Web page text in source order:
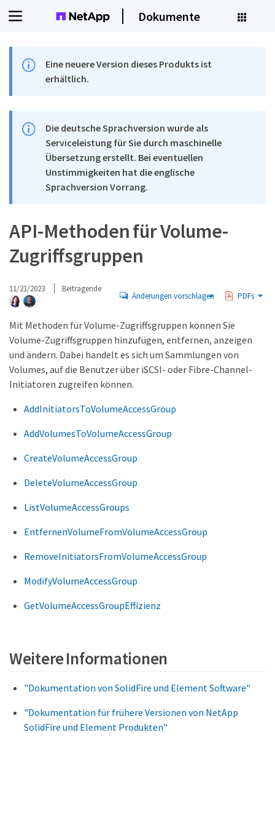
Dokumente
Eine neuere Version dieses Produkts ist
erhältlich.
Die deutsche Sprachversion wurde als
Serviceleistung für Sie durch maschinelle
Übersetzung erstellt. Bei eventuellen
Unstimmigkeiten hat die englische
Sprachversion Vorrang.
API-Methoden für Volume-
Zugriffsgruppen
11/21/2023 Beitragende
Änderungen vorschlagen PDFs
Mit Methoden für Volume-Zugriffsgruppen können Sie
Volume-Zugriffsgruppen hinzufügen, entfernen, anzeigen
und ändern. Dabei handelt es sich um Sammlungen von
Volumes, auf die Benutzer über iSCSI- oder Fibre-Channel-
Initiatoren zugreifen können.
AddInitiatorsToVolumeAccessGroup
AddVolumesToVolumeAccessGroup
CreateVolumeAccessGroup
DeleteVolumeAccessGroup
ListVolumeAccessGroups
EntfernenVolumeFromVolumeAccessGroup
RemoveInitiatorsFromVolumeAccessGroup
ModifyVolumeAccessGroup
GetVolumeAccessGroupEffizienz
Weitere Informationen
"Dokumentation von SolidFire und Element Software"
"Dokumentation für frühere Versionen von NetApp
SolidFire und Element Produkten"